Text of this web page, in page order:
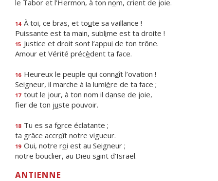
le Tabor et l’Hermon, à ton nom, crient de joie.
14 À toi, ce bras, et toute sa vaillance !
Puissante est ta main, sublime est ta droite !
15 Justice et droit sont l’appui de ton trône.
Amour et Vérité précèdent ta face.
16 Heureux le peuple qui connaît l’ovation !
Seigneur, il marche à la lumière de ta face ;
17 tout le jour, à ton nom il danse de joie,
fier de ton juste pouvoir.
18 Tu es sa force éclatante ;
ta grâce accroît notre vigueur.
19 Oui, notre roi est au Seigneur ;
notre bouclier, au Dieu saint d’Israël.
ANTIENNE